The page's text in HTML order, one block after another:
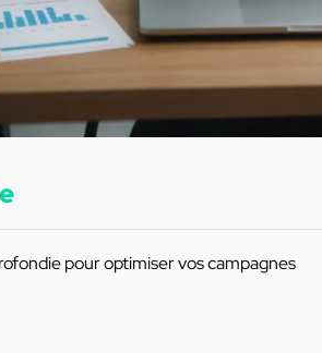
pour optimiser vos campagnes